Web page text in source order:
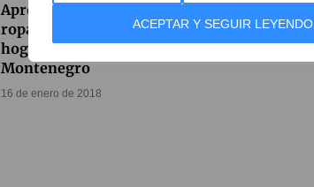
ACEPTAR Y SEGUIR LEYENDO
Aprovecha las rebajas en
ropa de cama y textil del
hogar en Marcial
Montenegro
16 de enero de 2018